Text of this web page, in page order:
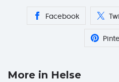
Facebook
More in Helse